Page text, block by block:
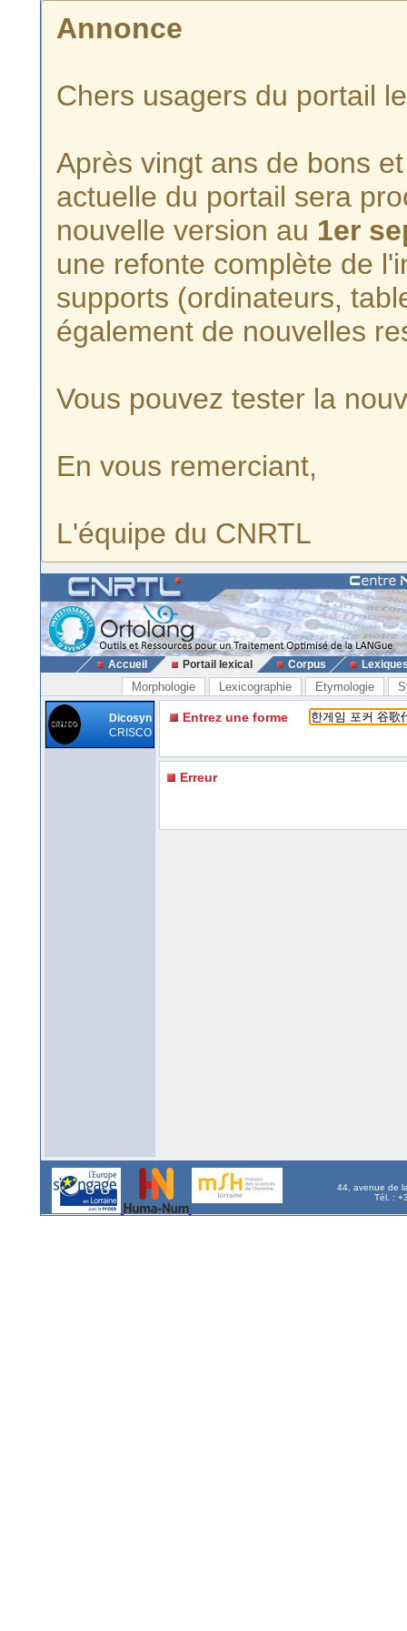
Annonce
Chers usagers du portail
Après vingt ans de bons
actuelle du portail sera
nouvelle version au 1er
une refonte complète de
supports (ordinateurs,
également de nouvelles
Vous pouvez tester la
En vous remerciant,
L'équipe du CNRTL
Accueil Portail lexical Corpus
Morphologie Lexicographie Etymologie
Dicosyn
CRISCO
Entrez une forme
Erreur
44, avenue de
Tél. :